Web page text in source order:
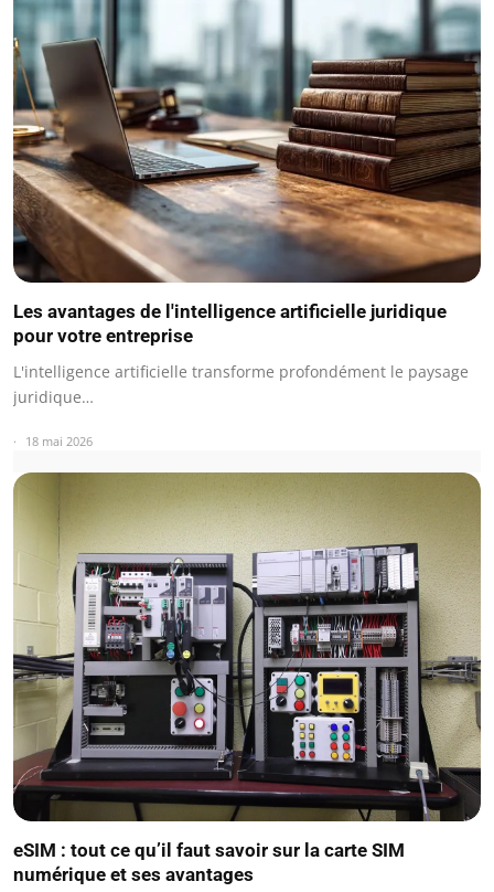
Les avantages de l'intelligence artificielle juridique
pour votre entreprise
L'intelligence artificielle transforme profondément le paysage
juridique…
18 mai 2026
eSIM : tout ce qu’il faut savoir sur la carte SIM
numérique et ses avantages